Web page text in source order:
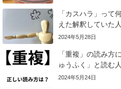
「カスハラ」って
えた解釈していた
2024年5月28日
「重複」の読み方
ゅうふく」と読む
2024年5月24日